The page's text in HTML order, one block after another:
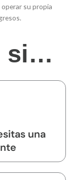
su propia
si…
una